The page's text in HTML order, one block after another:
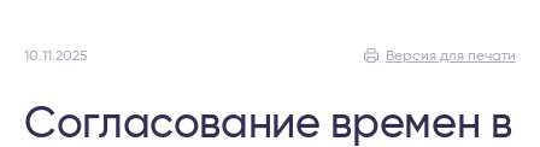
10.11.2025 Версия для печати
Согласование времен в